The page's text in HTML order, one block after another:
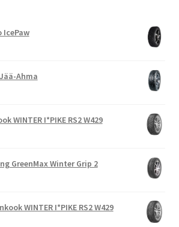
IcePaw
Ahma
WINTER I*PIKE RS2 W429
GreenMax Winter Grip 2
WINTER I*PIKE RS2 W429